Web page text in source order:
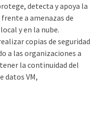
detecta y apoya la
a amenazas de
y en la nube.
copias de seguridad
a las organizaciones a
la continuidad del
datos VM,